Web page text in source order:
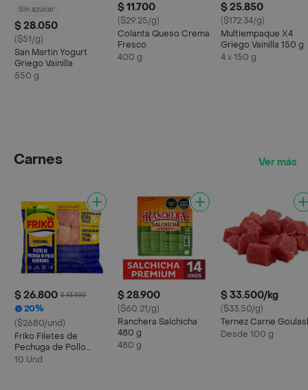
Sin azúcar
$ 28.050
($51/g)
San Martin Yogurt
Griego Vainilla
550 g
$ 11.700
($29.25/g)
Colanta Queso Crema
Fresco
400 g
$ 25.850
($172.34/g)
Multiempaque X4
Griego Vainilla 150 g
4 x 150 g
Carnes Ver más
$ 26.800 $ 33.500
20%
($2680/und)
Friko Filetes de
Pechuga de Pollo
Marinados
10 Und
$ 28.900
($60.21/g)
Ranchera Salchicha
480 g
480 g
$ 33.500/kg
($33.50/g)
Ternez Carne
Desde 100 g